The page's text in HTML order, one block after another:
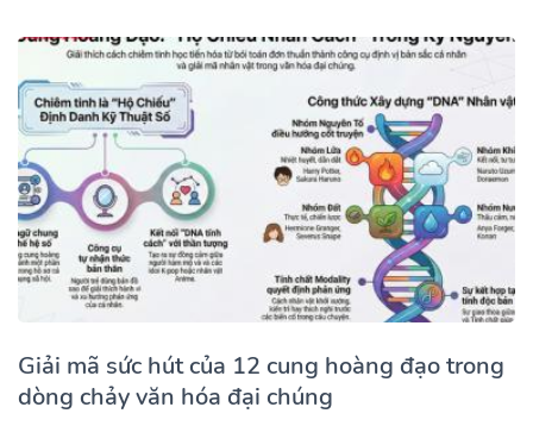
Giải mã sức hút của 12 cung hoàng đạo trong
dòng chảy văn hóa đại chúng